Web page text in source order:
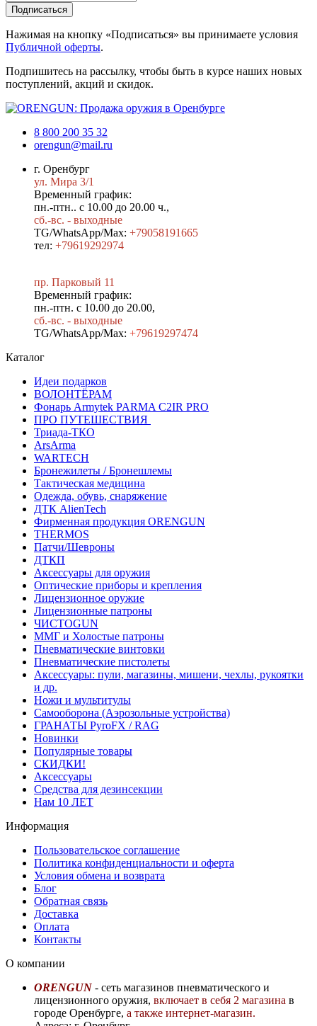
Подписаться
Нажимая на кнопку «Подписаться» вы принимаете условия
Публичной оферты.
Подпишитесь на рассылку, чтобы быть в курсе наших новых
поступлений, акций и скидок.
8 800 200 35 32
orengun@mail.ru
г. Оренбург
ул. Мира 3/1
Временный график:
пн.-птн.. с 10.00 до 20.00 ч.,
сб.-вс. - выходные
TG/WhatsApp/Max: +79058191665
тел: +79619292974
пр. Парковый 11
Временный график:
пн.-птн. с 10.00 до 20.00,
сб.-вс. - выходные
TG/WhatsApp/Max: +79619297474
Каталог
Идеи подарков
ВОЛОНТЁРАМ
Фонарь Armytek PARMA C2IR PRO
ПРО ПУТЕШЕСТВИЯ
Триада-ТКО
ArsArma
WARTECH
Бронежилеты / Бронешлемы
Тактическая медицина
Одежда, обувь, снаряжение
ДТК AlienTech
Фирменная продукция ORENGUN
THERMOS
Патчи/Шевроны
ДТКП
Аксессуары для оружия
Оптические приборы и крепления
Лицензионное оружие
Лицензионные патроны
ЧИСТОGUN
ММГ и Холостые патроны
Пневматические винтовки
Пневматические пистолеты
Аксессуары: пули, магазины, мишени, чехлы, рукоятки
и др.
Ножи и мультитулы
Самооборона (Аэрозольные устройства)
ГРАНАТЫ PyroFX / RAG
Новинки
Популярные товары
СКИДКИ!
Аксессуары
Средства для дезинсекции
Нам 10 ЛЕТ
Информация
Пользовательское соглашение
Политика конфиденциальности и оферта
Условия обмена и возврата
Блог
Обратная связь
Доставка
Оплата
Контакты
О компании
ORENGUN - сеть магазинов пневматического и
лицензионного оружия, включает в себя 2 магазина в
городе Оренбурге, а также интернет-магазин.